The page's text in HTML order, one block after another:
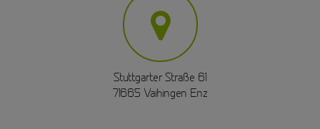
Stuttgarter Straße 61
71665 Vaihingen Enz